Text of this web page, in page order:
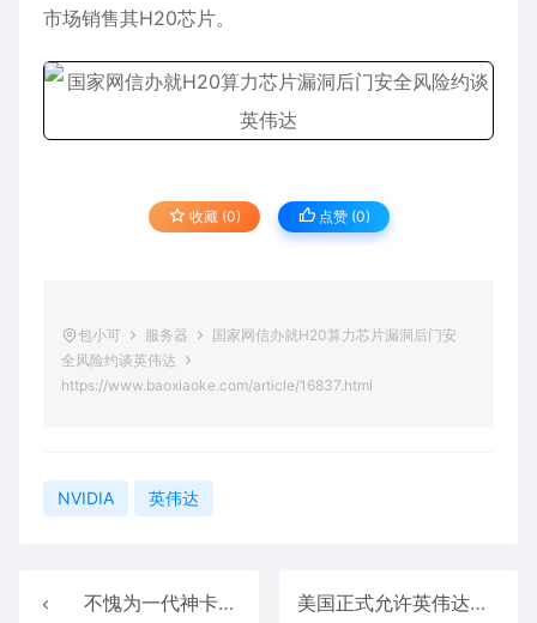
市场销售其H20芯片。
收藏 (0) 点赞 (0)
包小可 服务器
国家网信办就H20算力芯片漏洞后门安
全风险约谈英伟达
https://www.baoxiaoke.com/article/16837.html
NVIDIA 英伟达
不愧为一代神卡！四年过去 RTX 3060仍是亚马逊显卡销量王 美国正式允许英伟达向华出货AI芯片：让中国企业买到芯片就停止自研！